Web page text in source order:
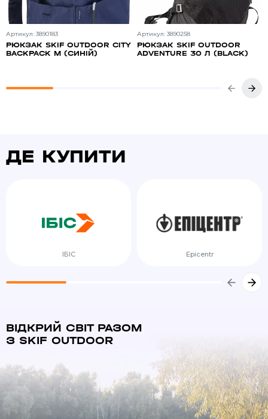
Артикул: 3890183
РЮКЗАК SKIF OUTDOOR CITY
BACKPACK M (СИНІЙ)
Артикул: 3890258
РЮКЗАК SKIF OUTDOOR
ADVENTURE 30 Л (BLACK)
ДЕ КУПИТИ
ІБІС Epicentr
ВІДКРИЙ СВІТ РАЗОМ
З SKIF OUTDOOR